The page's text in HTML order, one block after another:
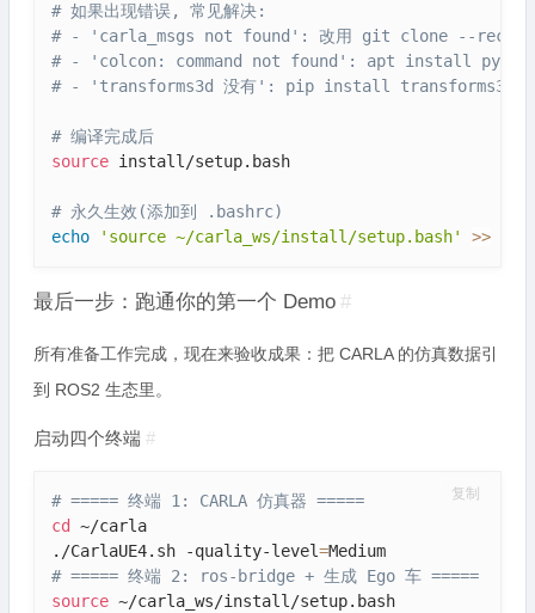
# 如果出现错误, 常见解决:
# - 'carla_msgs not found': 改用 git clone --
# - 'colcon: command not found': apt install
# - 'transforms3d 没有': pip install transforms3d
# 编译完成后
source install/setup.bash
# 永久生效(添加到 .bashrc)
echo
'source ~/carla_ws/install/setup.bash' >>
最后一步：跑通你的第一个 Demo #
所有准备工作完成，现在来验收成果：把 CARLA 的仿真数据引
到 ROS2 生态里。
启动四个终端 #
# ===== 终端 1: CARLA 仿真器 =====
cd
~/carla
./CarlaUE4.sh -quality-level=
# ===== 终端 2: ros-bridge + 生成 Ego 车 =====
source ~/carla_ws/install/setup.bash
复制